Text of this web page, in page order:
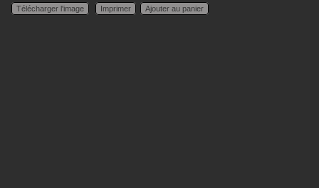
Télécharger l'image Imprimer Ajouter au panier